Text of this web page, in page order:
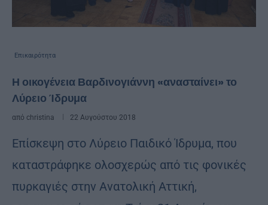
Επικαιρότητα
Η οικογένεια Βαρδινογιάννη «ανασταίνει» το
Λύρειο Ίδρυμα
από christina 22 Αυγούστου 2018
Επίσκεψη στο Λύρειο Παιδικό Ίδρυμα, που
καταστράφηκε ολοσχερώς από τις φονικές
πυρκαγιές στην Ανατολική Αττική,